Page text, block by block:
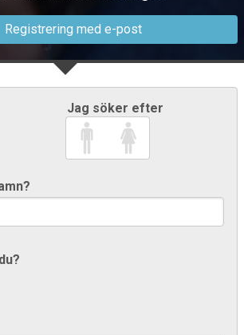
Registrering med e-post
Jag söker efter